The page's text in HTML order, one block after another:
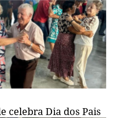
celebra Dia dos Pais